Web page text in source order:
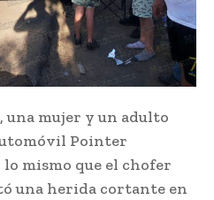
mujer y un adulto
Pointer
mismo que el chofer
una herida cortante en